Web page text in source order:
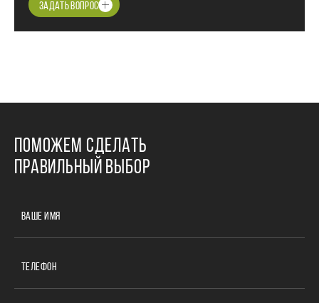
ЗАДАТЬ ВОПРОС
ПОМОЖЕМ СДЕЛАТЬ
ПРАВИЛЬНЫЙ ВЫБОР
ВАШЕ ИМЯ
ТЕЛЕФОН